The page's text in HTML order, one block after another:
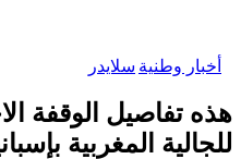
وطنيةسلايدر
تفاصيل الوقفة
المغربية بإسبانيا